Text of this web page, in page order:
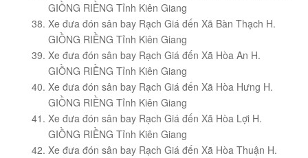
GIỒNG RIỀNG Tỉnh Kiên Giang
Xe đưa đón sân bay Rạch Giá đến Xã Bàn Thạch H.
GIỒNG RIỀNG Tỉnh Kiên Giang
Xe đưa đón sân bay Rạch Giá đến Xã Hòa An H.
GIỒNG RIỀNG Tỉnh Kiên Giang
Xe đưa đón sân bay Rạch Giá đến Xã Hòa Hưng H.
GIỒNG RIỀNG Tỉnh Kiên Giang
Xe đưa đón sân bay Rạch Giá đến Xã Hòa Lợi H.
GIỒNG RIỀNG Tỉnh Kiên Giang
Xe đưa đón sân bay Rạch Giá đến Xã Hòa Thuận H.